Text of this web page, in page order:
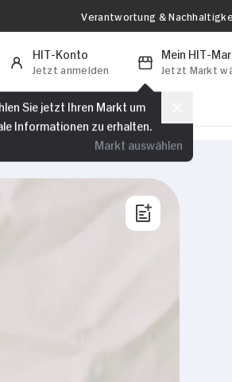
Verantwortung &
HIT-Konto
Jetzt anmelden
Mein HIT-
Jetzt Markt
Sie jetzt Ihren Markt um
Informationen zu erhalten.
Markt auswählen